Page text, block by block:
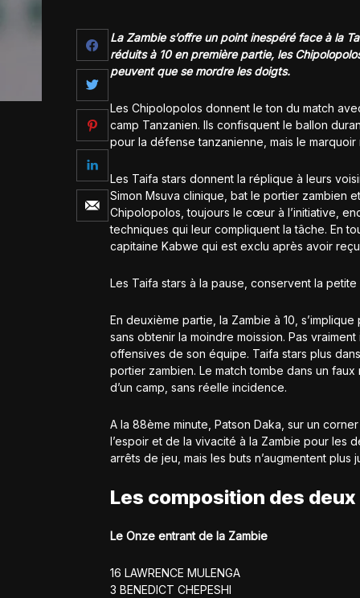
La Zambie s’offre un point inespéré face à la
réduits à 10 en première partie, les
peuvent que se mordre les doigts.
Les Chipolopolos donnent le ton du match
camp Tanzanien. Ils confisquent le ballon
pour la défense tanzanienne, mais le
Les Taifa stars donnent la réplique à leurs
Simon Msuva clinique, bat le portier zambien
Chipolopolos, toujours le cœur à l’initiative,
techniques qui leur compliquent la tâche. En
capitaine Kabwe qui est exclu après avoir
Les Taifa stars à la pause, conservent la
En deuxième partie, la Zambie à 10,
sans obtenir la moindre moission. Pas
offensives de son équipe. Taifa stars plus
portier zambien. Le match tombe dans un
d’un camp, sans réelle incidence.
A la 88ème minute, Patson Daka, sur un
l’espoir et de la vivacité à la Zambie pour les
arrêts de jeu, mais les buts n’augmentent plus
Les composition des
Le Onze entrant de la Zambie
16 LAWRENCE MULENGA
3 BENEDICT CHEPESHI